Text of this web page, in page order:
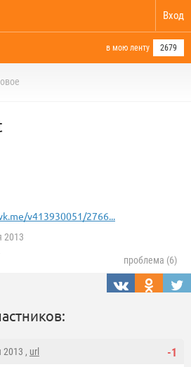
Вход
в мою ленту 2679
v413930051/2766...
2013
проблема (6)
-1
, url